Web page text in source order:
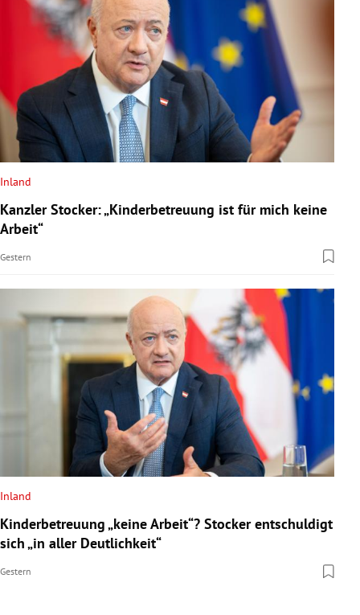
Inland
Kanzler Stocker: „Kinderbetreuung ist für mich keine
Arbeit“
Gestern
Inland
Kinderbetreuung „keine Arbeit“? Stocker entschuldigt
sich „in aller Deutlichkeit“
Gestern